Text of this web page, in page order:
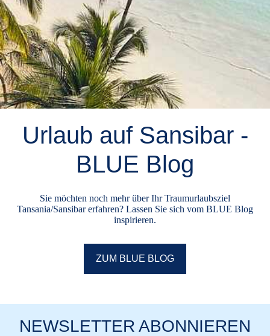
Urlaub auf Sansibar -
BLUE Blog
Sie möchten noch mehr über Ihr Traumurlaubsziel
Tansania/Sansibar erfahren? Lassen Sie sich vom BLUE Blog
inspirieren.
ZUM BLUE BLOG
NEWSLETTER ABONNIEREN